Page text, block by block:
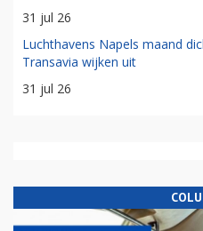
31 jul 26
Luchthavens Napels maand
Transavia wijken uit
31 jul 26